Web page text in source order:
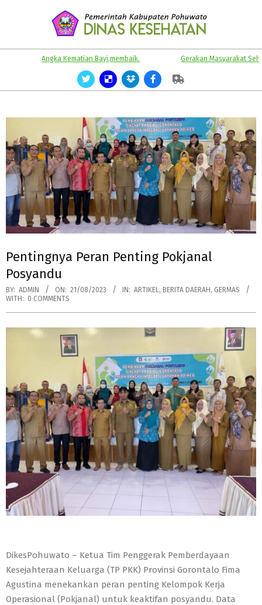
KABUPATEN
POHUWATO
Angka Kematian Bayi,membaik. Gerakan Masyarakat Sehat.
Pentingnya Peran Penting Pokjanal
Posyandu
BY: ADMIN ON: 21/08/2023 IN: ARTIKEL , BERITA DAERAH, GERMAS
WITH: 0 COMMENTS
DikesPohuwato – Ketua Tim Penggerak Pemberdayaan
Kesejahteraan Keluarga (TP PKK) Provinsi Gorontalo Fima
Agustina menekankan peran penting Kelompok Kerja
Operasional (Pokjanal) untuk keaktifan posyandu. Data